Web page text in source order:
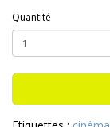
Quantité